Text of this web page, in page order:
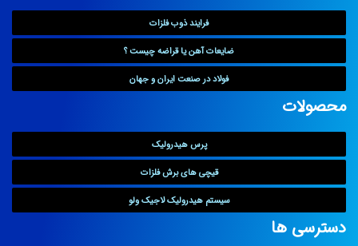
فرایند ذوب فلزات
ضایعات آهن یا قراضه چیست ؟
فولاد در صنعت ایران و جهان
محصولات
پرس هیدرولیک
قیچی های برش فلزات
سیستم هیدرولیک لاجیک ولو
دسترسی ها